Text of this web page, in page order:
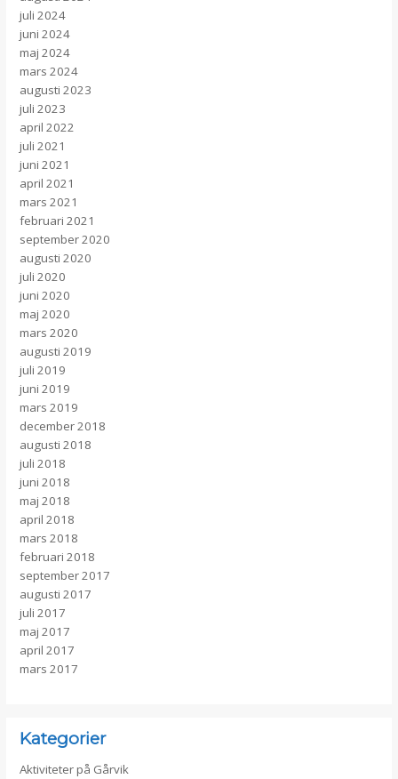
juli 2024
juni 2024
maj 2024
mars 2024
augusti 2023
juli 2023
april 2022
juli 2021
juni 2021
april 2021
mars 2021
februari 2021
september 2020
augusti 2020
juli 2020
juni 2020
maj 2020
mars 2020
augusti 2019
juli 2019
juni 2019
mars 2019
december 2018
augusti 2018
juli 2018
juni 2018
maj 2018
april 2018
mars 2018
februari 2018
september 2017
augusti 2017
juli 2017
maj 2017
april 2017
mars 2017
Kategorier
Aktiviteter på Gårvik